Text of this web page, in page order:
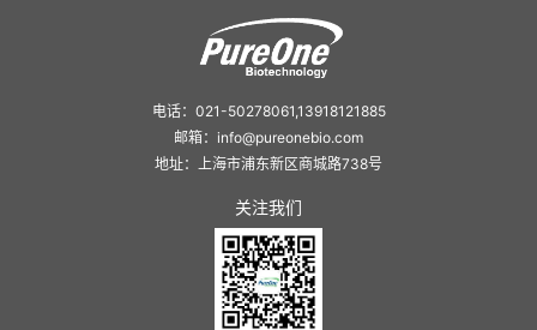
电话：021-50278061,13918121885
邮箱：info@pureonebio.com
地址：上海市浦东新区商城路738号
关注我们